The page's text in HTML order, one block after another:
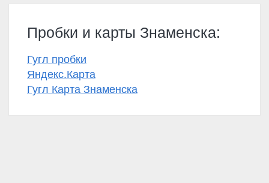
Пробки и карты Знаменска:
Гугл пробки
Яндекс.Карта
Гугл Карта Знаменска